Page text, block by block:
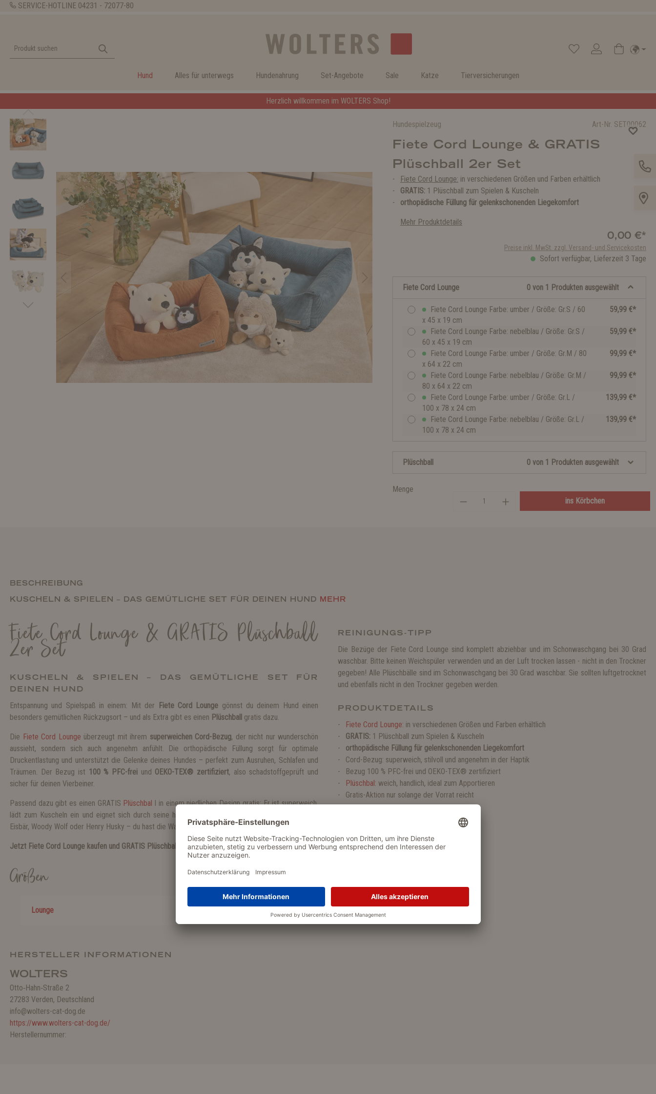
SERVICE-HOTLINE 04231 - 72077-80
Hund Alles für unterwegs Hundenahrung Set-Angebote Sale Katze Tierversicherungen
Herzlich willkommen im WOLTERS Shop!
Hundespielzeug Art-Nr. SET00062
Fiete Cord Lounge & GRATIS
Plüschball 2er Set
Fiete Cord Lounge: in verschiedenen Größen und Farben erhältlich
GRATIS: 1 Plüschball zum Spielen & Kuscheln
orthopädische Füllung für gelenkschonenden Liegekomfort
Mehr Produktdetails
0,00 €*
Preise inkl. MwSt. zzgl. Versand- und Servicekosten
Sofort verfügbar, Lieferzeit 3 Tage
Fiete Cord Lounge 0 von 1 Produkten ausgewählt
Fiete Cord Lounge Farbe: umber / Größe: Gr.S / 60
x 45 x 19 cm
59,99 €*
Fiete Cord Lounge Farbe: nebelblau / Größe: Gr.S /
60 x 45 x 19 cm
59,99 €*
Fiete Cord Lounge Farbe: umber / Größe: Gr.M / 80
x 64 x 22 cm
99,99 €*
Fiete Cord Lounge Farbe: nebelblau / Größe: Gr.M /
80 x 64 x 22 cm
99,99 €*
Fiete Cord Lounge Farbe: umber / Größe: Gr.L /
100 x 78 x 24 cm
139,99 €*
Fiete Cord Lounge Farbe: nebelblau / Größe: Gr.L /
100 x 78 x 24 cm
139,99 €*
Plüschball 0 von 1 Produkten ausgewählt
Menge
ins Körbchen
BESCHREIBUNG
KUSCHELN & SPIELEN – DAS GEMÜTLICHE SET FÜR DEINEN HUND MEHR
Fiete Cord Lounge & GRATIS Plüschball
2er Set
KUSCHELN & SPIELEN – DAS GEMÜTLICHE SET FÜR
DEINEN HUND
Entspannung und Spielspaß in einem: Mit der
Fiete Cord Lounge gönnst du deinem Hund einen
besonders gemütlichen Rückzugsort – und als Extra gibt es einen Plüschball gratis dazu.
Die Fiete Cord Lounge überzeugt mit ihrem superweichen Cord-Bezug, der nicht nur wunderschön
aussieht, sondern sich auch angenehm anfühlt. Die orthopädische Füllung sorgt für optimale
Druckentlastung und unterstützt die Gelenke deines Hundes – perfekt zum Ausruhen, Schlafen und
Träumen. Der Bezug ist 100 % PFC-frei und OEKO-TEX® zertifiziert, also schadstoffgeprüft und
sicher für deinen Vierbeiner.
Passend dazu gibt es einen GRATIS Plüschbal l in einem niedlichen Design gratis: Er ist superweich,
lädt zum Kuscheln ein und eignet sich durch seine handliche Form ideal zum Apportieren. Ob Ella
Eisbär, Woody Wolf oder Henry Husky – du hast die Wahl!
Jetzt Fiete Cord Lounge kaufen und GRATIS Plüschball sichern – nur solange der Vorrat reicht!
Größen
Lounge
HERSTELLER INFORMATIONEN
WOLTERS
Otto‑Hahn‑Straße 2
27283 Verden, Deutschland
info@wolters-cat-dog.de
https://www.wolters-cat-dog.de/
Herstellernummer:
REINIGUNGS-TIPP
Die Bezüge der Fiete Cord Lounge sind komplett abziehbar und im Schonwaschgang bei 30 Grad
waschbar. Bitte keinen Weichspüler verwenden und an der Luft trocken lassen - nicht in den Trockner
gegeben! Alle Plüschbälle sind im Schonwaschgang bei 30 Grad waschbar. Sie sollten luftgetrocknet
und ebenfalls nicht in den Trockner gegeben werden.
PRODUKTDETAILS
Fiete Cord Lounge: in verschiedenen Größen und Farben erhältlich
GRATIS: 1 Plüschball zum Spielen & Kuscheln
orthopädische Füllung für gelenkschonenden Liegekomfort
Cord-Bezug: superweich, stilvoll und angenehm in der Haptik
Bezug 100 % PFC-frei und OEKO-TEX® zertifiziert
Plüschbal: weich, handlich, ideal zum Apportieren
Gratis-Aktion nur solange der Vorrat reicht